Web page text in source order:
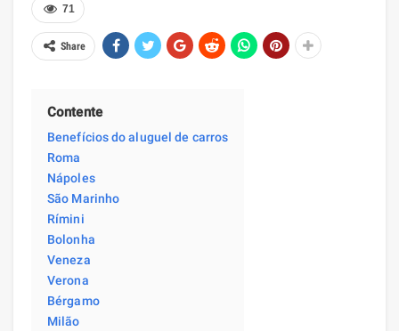
71
Share
Contente
Benefícios do aluguel de carros
Roma
Nápoles
São Marinho
Rímini
Bolonha
Veneza
Verona
Bérgamo
Milão